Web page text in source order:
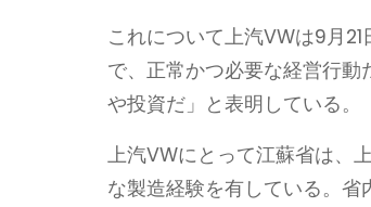
これについて上汽VWは9月
で、正常かつ必要な経営行
や投資だ」と表明している。
上汽VWにとって江蘇省は、
な製造経験を有している。